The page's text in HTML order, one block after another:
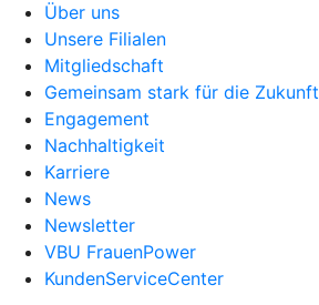
Über uns
Unsere Filialen
Mitgliedschaft
Gemeinsam stark für die Zukunft
Engagement
Nachhaltigkeit
Karriere
News
Newsletter
VBU FrauenPower
KundenServiceCenter